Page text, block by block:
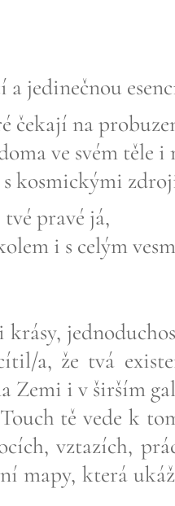
jedinečnou
čekají na
ve svém těle
kosmickými
pravé já,
i s celým
krásy,
a, že tvá
Zemi i v širším
tě vede k
vztazích,
mapy, která